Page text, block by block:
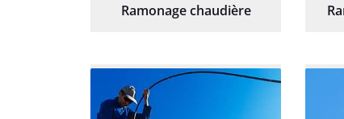
Ramonage chaudière